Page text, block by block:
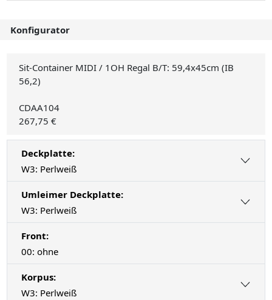
Konfigurator
Sit-Container MIDI / 1OH Regal B/T: 59,4x45cm (IB
56,2)
CDAA104
267,75 €
Deckplatte:
W3: Perlweiß
Umleimer Deckplatte:
W3: Perlweiß
Front:
00: ohne
Korpus:
W3: Perlweiß